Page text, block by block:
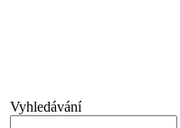
Vyhledávání